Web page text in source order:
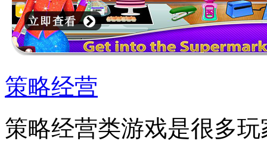
策略经营
策略经营类游戏是很多